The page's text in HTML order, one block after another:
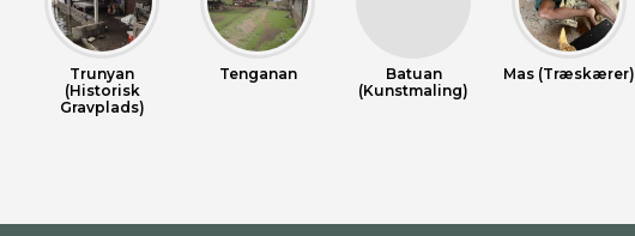
Trunyan
(Historisk
Gravplads)
Tenganan
Batuan
(Kunstmaling)
Mas (Træskærer)